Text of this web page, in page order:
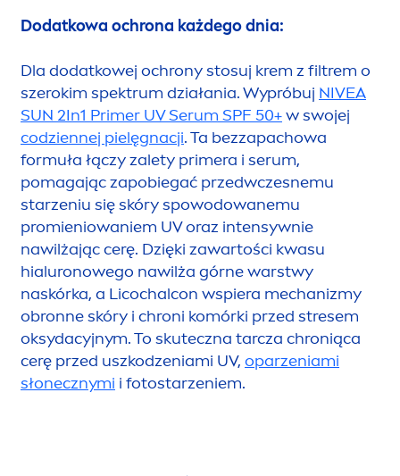
Dodatkowa ochrona każdego dnia:
Dla dodatkowej ochrony stosuj krem z filtrem o
szerokim spektrum działania. Wypróbuj NIVEA
SUN 2In1 Primer UV Serum SPF 50+w swojej
codziennej pielęgnacji. Ta bezzapachowa
formuła łączy zalety primera i serum,
pomagając zapobiegać przedwczesnemu
starzeniu się skóry spowodowanemu
promieniowaniem UV oraz intensywnie
nawilżając cerę. Dzięki zawartości kwasu
hialuronowego nawilża górne warstwy
naskórka, a Licochalcon wspiera mechanizmy
obronne skóry i chroni komórki przed stresem
oksydacyjnym. To skuteczna tarcza chroniąca
cerę przed uszkodzeniami UV, oparzeniami
słonecznymi i fotostarzeniem.